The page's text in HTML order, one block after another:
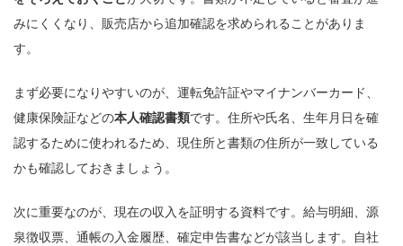
みにくくなり、販売店から追加確認を求められることがありま
す。
まず必要になりやすいのが、運転免許証やマイナンバーカード、
健康保険証などの本人確認書類です。住所や氏名、生年月日を確
認するために使われるため、現住所と書類の住所が一致している
かも確認しておきましょう。
次に重要なのが、現在の収入を証明する資料です。給与明細、源
泉徴収票、通帳の入金履歴、確定申告書などが該当します。自社